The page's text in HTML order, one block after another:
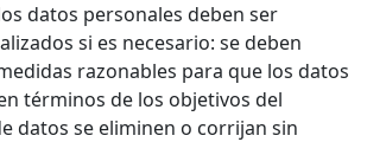
datos personales deben ser
si es necesario: se deben
razonables para que los datos
términos de los objetivos del
datos se eliminen o corrijan sin